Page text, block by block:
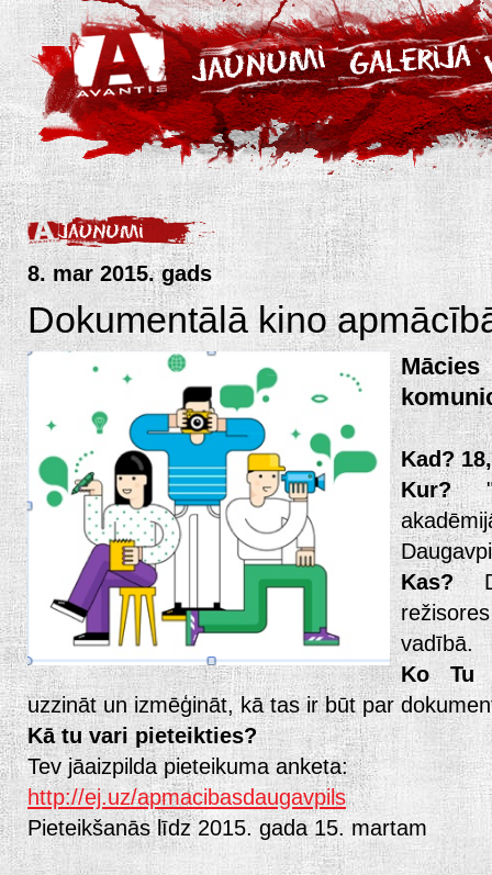
8. mar 2015. gads
Dokumentālā kino
Kad?
Kur?"
Kas?
vadībā.
Ko Tu
uzzināt un izmēģināt, kā tas ir būt par
Kā tu vari pieteikties?
Tev jāaizpilda pieteikuma anketa:
http://ej.uz/apmacibasdaugavpils
Pieteikšanās līdz 2015. gada 15. martam